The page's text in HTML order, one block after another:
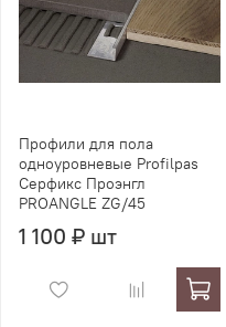
Профили для пола
одноуровневые Profilpas
Серфикс Проэнгл
PROANGLE ZG/45
1 100 ₽ шт